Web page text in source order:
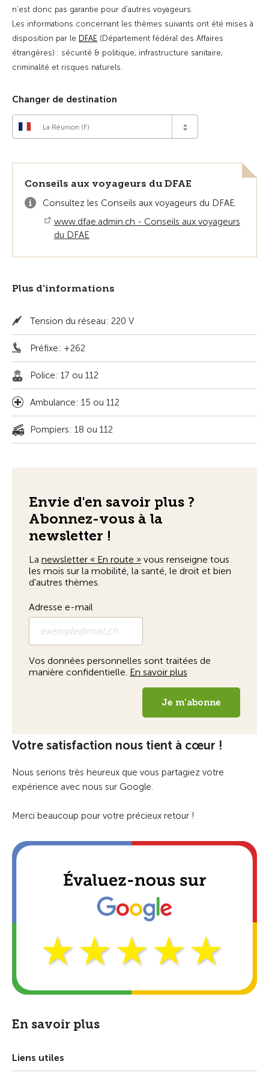
n’est donc pas garantie pour d’autres voyageurs.
Les informations concernant les thèmes suivants ont été mises à
disposition par le DFAE (Département fédéral des Affaires
étrangères) : sécurité & politique, infrastructure sanitaire,
criminalité et risques naturels.
Changer de destination
La Réunion (F)
Conseils aux voyageurs du DFAE
Consultez les Conseils aux voyageurs du DFAE.
www.dfae.admin.ch - Conseils aux voyageurs
du DFAE
Plus d'informations
Tension du réseau: 220 V
Préfixe: +262
Police: 17 ou 112
Ambulance: 15 ou 112
Pompiers: 18 ou 112
Votre satisfaction nous tient à cœur !
Nous serions très heureux que vous partagiez votre
expérience avec nous sur Google.
Merci beaucoup pour votre précieux retour !
En savoir plus
Liens utiles